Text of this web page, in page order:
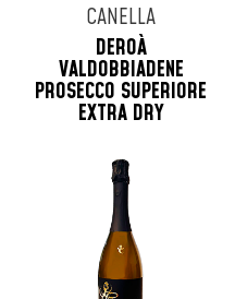
CANELLA
DEROÀ
VALDOBBIADENE
PROSECCO SUPERIORE
EXTRA DRY